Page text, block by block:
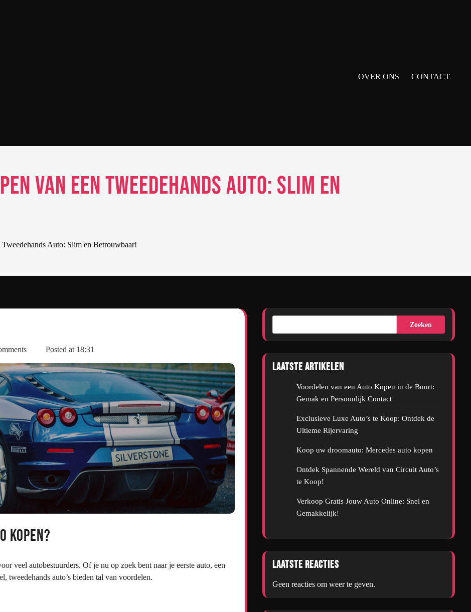
OVER ONS CONTACT
van een Tweedehands Auto: Slim en
Auto: Slim en Betrouwbaar!
Posted at 18:31
Kopen?
veel autobestuurders. Of je nu op zoek bent naar je eerste auto, een
tweedehands auto’s bieden tal van voordelen.
Zoeken
Laatste artikelen
Voordelen van een Auto Kopen in de Buurt:
Gemak en Persoonlijk Contact
Exclusieve Luxe Auto’s te Koop: Ontdek de
Ultieme Rijervaring
Koop uw droomauto: Mercedes auto kopen
Ontdek Spannende Wereld van Circuit Auto’s
te Koop!
Verkoop Gratis Jouw Auto Online: Snel en
Gemakkelijk!
Laatste reacties
Geen reacties om weer te geven.